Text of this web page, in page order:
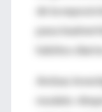
de la
pasa
hábitos
Ambas
modelo